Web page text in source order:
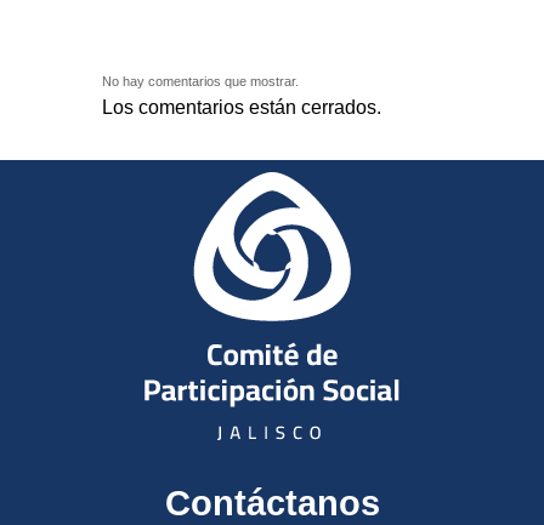
No hay comentarios que mostrar.
Los comentarios están cerrados.
Contáctanos